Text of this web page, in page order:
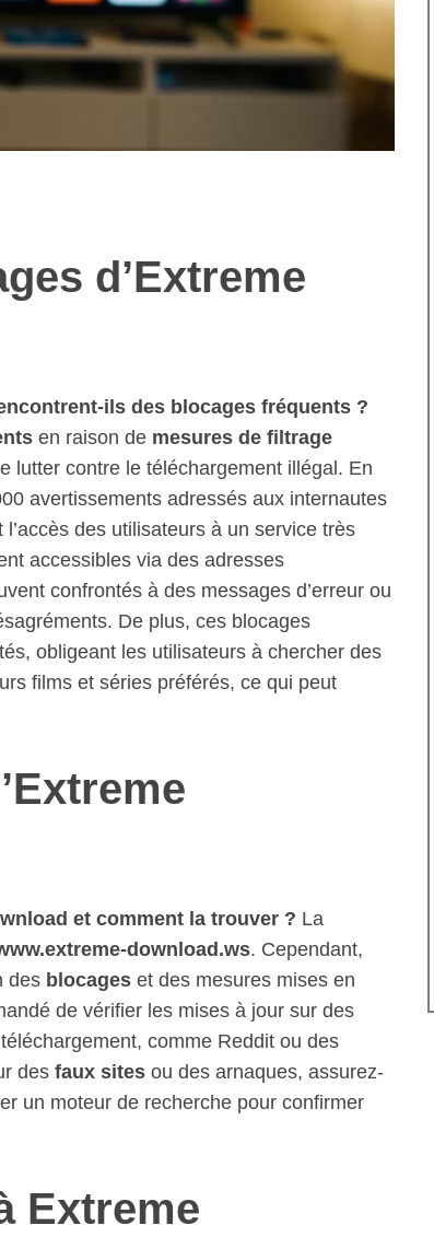
d’Extreme
ils des blocages fréquents ?
en raison de mesures de filtrage
lutter contre le téléchargement illégal. En
avertissements adressés aux internautes
des utilisateurs à un service très
accessibles via des adresses
confrontés à des messages d’erreur ou
De plus, ces blocages
obligeant les utilisateurs à chercher des
films et séries préférés, ce qui peut
et comment la trouver ? La
download.ws. Cependant,
des blocages et des mesures mises en
de vérifier les mises à jour sur des
comme Reddit ou des
des faux sites ou des arnaques, assurez-
un moteur de recherche pour confirmer
Extreme